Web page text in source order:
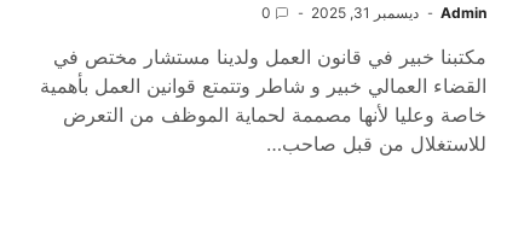
Admin ديسمبر 31, 2025 0
مكتبنا خبير في قانون العمل ولدينا مستشار مختص في
القضاء العمالي خبير و شاطر وتتمتع قوانين العمل بأهمية
خاصة وعليا لأنها مصممة لحماية الموظف من التعرض
للاستغلال من قبل صاحب…